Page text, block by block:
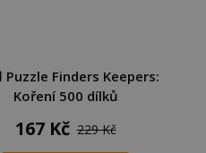
Puzzle Finders Keepers:
Koření 500 dílků
167 Kč 229 Kč